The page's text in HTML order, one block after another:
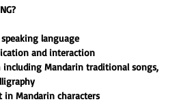
language
and interaction
including Mandarin traditional songs,
Mandarin characters